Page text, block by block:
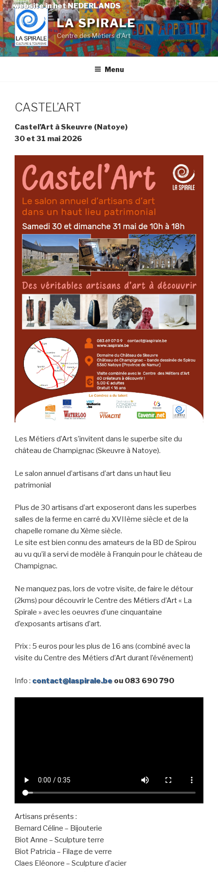
website in het NEDERLANDS
Skip
to
content
LA SPIRALE
Centre des Métiers d'Art
Menu
CASTEL’ART
Castel’Art à Skeuvre (Natoye)
30 et 31 mai 2026
Les Métiers d’Art s’invitent dans le superbe site du
château de Champignac (Skeuvre à Natoye).
Le salon annuel d’artisans d’art dans un haut lieu
patrimonial
Plus de 30 artisans d’art exposeront dans les superbes
salles de la ferme en carré du XVIIème siècle et de la
chapelle romane du Xème siècle.
Le site est bien connu des amateurs de la BD de Spirou
au vu qu’il a servi de modèle à Franquin pour le château de
Champignac.
Ne manquez pas, lors de votre visite, de faire le détour
(2kms) pour découvrir le Centre des Métiers d’Art « La
Spirale » avec les oeuvres d’une cinquantaine
d’exposants artisans d’art.
Prix : 5 euros pour les plus de 16 ans (combiné avec la
visite du Centre des Métiers d’Art durant l’événement)
Info : contact@laspirale.be ou 083 690 790
Artisans présents :
Bernard Céline – Bijouterie
Biot Anne – Sculpture terre
Biot Patricia – Filage de verre
Claes Eléonore – Sculpture d’acier